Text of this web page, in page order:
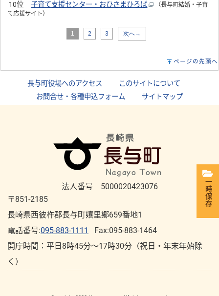
10位 子育て支援センター・おひさまひろば
（長与町結婚・子育
て応援サイト）
1 2 3 次へ→
ページの先頭へ
長与町役場へのアクセス このサイトについて
お問合せ・各種申込フォーム
サイトマップ
法人番号 5000020423076
〒851-2185
長崎県西彼杵郡長与町嬉里郷659番地1
電話番号:095-883-1111
Fax:095-883-1464
開庁時間：平⽇8時45分～17時30分（祝⽇・年末年始除
く）
一時保存